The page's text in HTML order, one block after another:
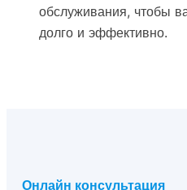
обслуживания, чтобы
долго и эффективно.
Онлайн консультация